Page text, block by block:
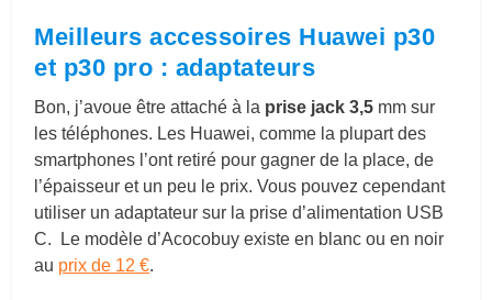
Meilleurs accessoires Huawei p30
et p30 pro : adaptateurs
Bon, j’avoue être attaché à la prise jack 3,5 mm sur
les téléphones. Les Huawei, comme la plupart des
smartphones l’ont retiré pour gagner de la place, de
l’épaisseur et un peu le prix. Vous pouvez cependant
utiliser un adaptateur sur la prise d’alimentation USB
C. Le modèle d’Acocobuy existe en blanc ou en noir
au prix de 12 €.